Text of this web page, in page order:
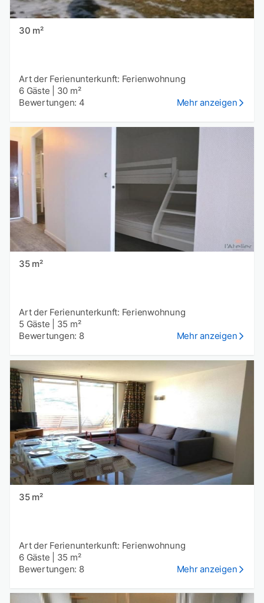
30 m²
Art der Ferienunterkunft: Ferienwohnung
6 Gäste
30 m²
Bewertungen: 4
Mehr anzeigen
35 m²
Art der Ferienunterkunft: Ferienwohnung
5 Gäste
35 m²
Bewertungen: 8
Mehr anzeigen
35 m²
Art der Ferienunterkunft: Ferienwohnung
6 Gäste
35 m²
Bewertungen: 8
Mehr anzeigen